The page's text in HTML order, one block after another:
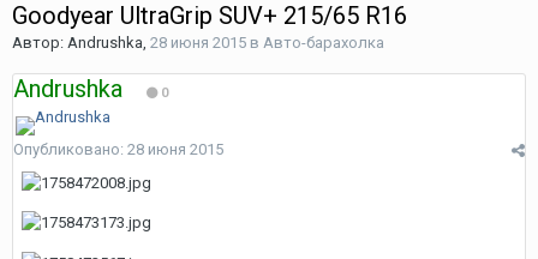
Goodyear UltraGrip SUV+ 215/65 R16
Автор: Andrushka, 28 июня 2015 в Авто-барахолка
Andrushka 0
Опубликовано: 28 июня 2015